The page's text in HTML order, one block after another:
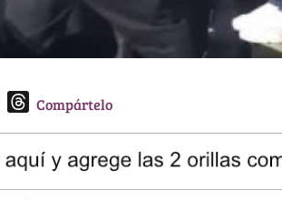
l
T
e
a
Compártelo